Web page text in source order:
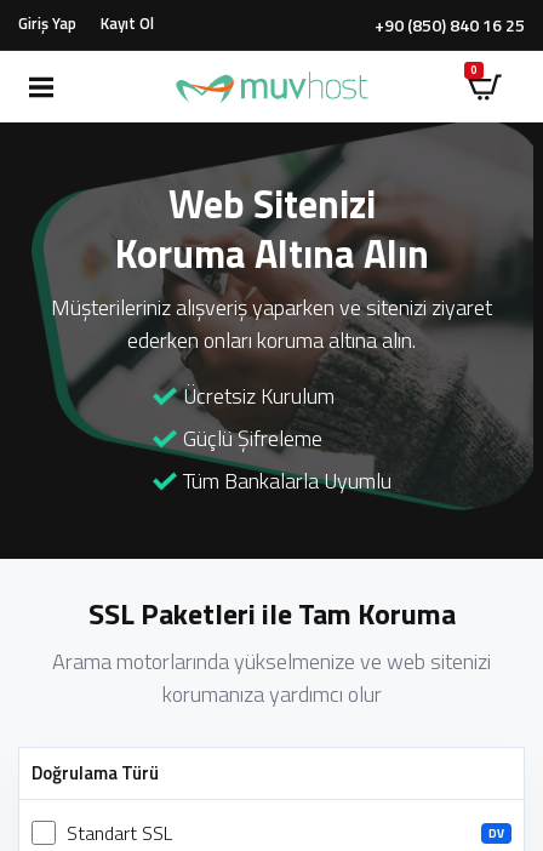
Giriş Yap Kayıt Ol +90 (850) 840 16 25
Web Sitenizi
Koruma Altına Alın
Müşterileriniz alışveriş yaparken ve sitenizi ziyaret
ederken onları koruma altına alın.
Ücretsiz Kurulum
Güçlü Şifreleme
Tüm Bankalarla Uyumlu
SSL Paketleri ile Tam Koruma
Arama motorlarında yükselmenize ve web sitenizi
korumanıza yardımcı olur
Doğrulama Türü
Standart SSL DV